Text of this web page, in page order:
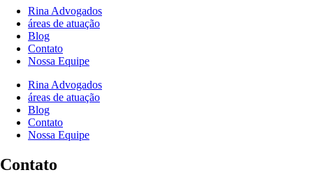
Rina Advogados
áreas de atuação
Blog
Contato
Nossa Equipe
Rina Advogados
áreas de atuação
Blog
Contato
Nossa Equipe
Contato